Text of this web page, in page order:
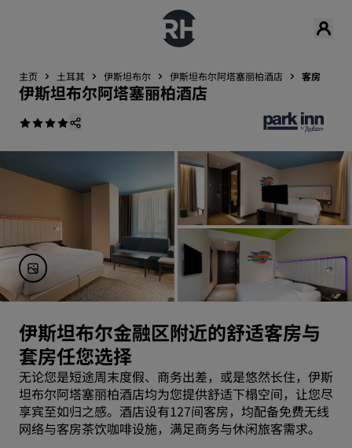
主页 土耳其 伊斯坦布尔 伊斯坦布尔阿塔塞丽柏酒店 客房
伊斯坦布尔阿塔塞丽柏酒店
伊斯坦布尔金融区附近的舒适客房与
套房任您选择
无论您是短途周末度假、商务出差，或是悠然长住，伊斯
坦布尔阿塔塞丽柏酒店均为您提供舒适下榻空间，让您尽
享宾至如归之感。酒店设有127间客房，均配备免费无线
网络与客房茶饮咖啡设施，满足商务与休闲旅客需求。